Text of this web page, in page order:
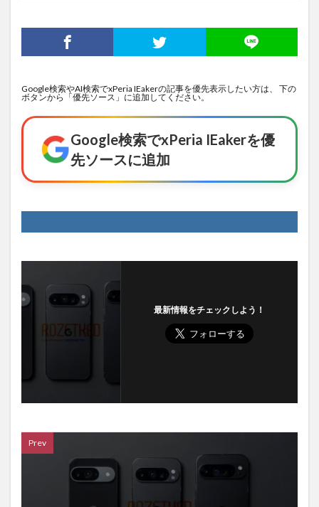
Google検索やAI検索でxPeria IEakerの記事を優先表示したい方は、 下の
ボタンから「優先ソース」に追加してください。
Google検索でxPeria IEakerを優
先ソースに追加
最新情報をチェックしよう！
Prev